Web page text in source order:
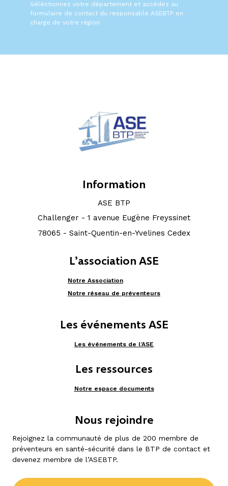
Séléctionnez votre département et accédez au
formulaire de contact du responsable ASEBTP en
charge de votre région
Information
ASE BTP
Challenger - 1 avenue Eugène Freyssinet
78065 - Saint-Quentin-en-Yvelines Cedex
L’association ASE
Notre Association
Notre réseau de préventeurs
Les événements ASE
Les événements de l’ASE
Les ressources
Notre espace documents
Nous rejoindre
Rejoignez la communauté de plus de 200 membre de
préventeurs en santé-sécurité dans le BTP de contact et
devenez membre de l’ASEBTP.